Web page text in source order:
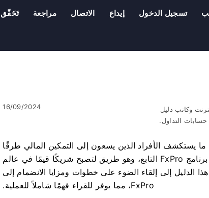
تَحَقّق مراجعة الاتصال إيداع تسجيل الدخول
وكاتب دليل
التداول.
16/09/2024
ما يستكشف الأفراد الذين يسعون إلى التمكين المالي طرقًا
متنوعة. إحدى هذه الفرص تكمن في الانضمام إلى برنامج FxPro التابع، وهو طريق لتصبح شريكًا قيمًا في عالم
الدليل إلى إلقاء الضوء على خطوات ومزايا الانضمام إلى
FxPro، مما يوفر للقراء فهمًا شاملاً للعملية.